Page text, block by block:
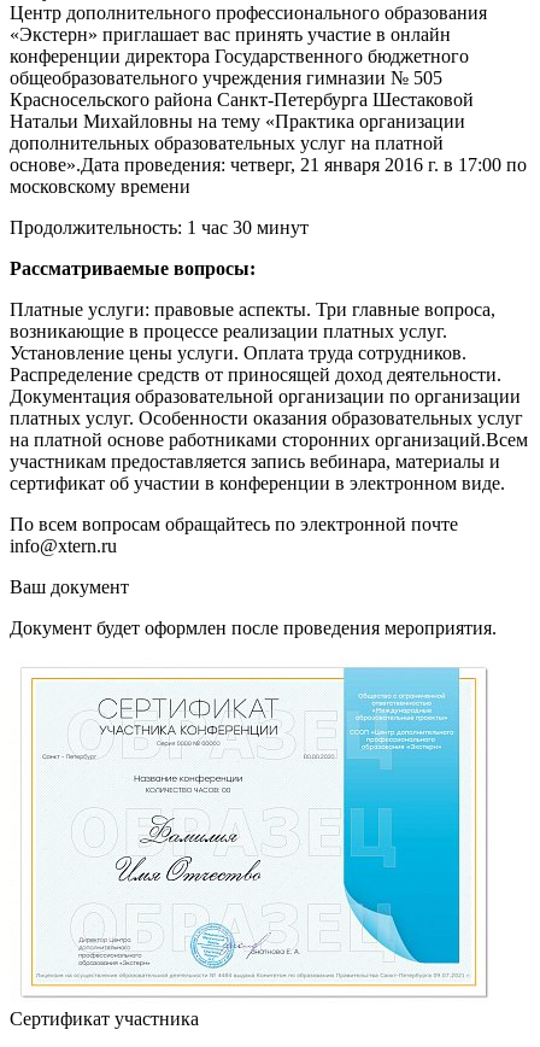
Центр дополнительного профессионального образования
«Экстерн» приглашает вас принять участие в онлайн
конференции директора Государственного бюджетного
общеобразовательного учреждения гимназии № 505
Красносельского района Санкт-Петербурга Шестаковой
Натальи Михайловны на тему «Практика организации
дополнительных образовательных услуг на платной
основе».Дата проведения: четверг, 21 января 2016 г. в 17:00 по
московскому времени
Продолжительность: 1 час 30 минут
Рассматриваемые вопросы:
Платные услуги: правовые аспекты. Три главные вопроса,
возникающие в процессе реализации платных услуг.
Установление цены услуги. Оплата труда сотрудников.
Распределение средств от приносящей доход деятельности.
Документация образовательной организации по организации
платных услуг. Особенности оказания образовательных услуг
на платной основе работниками сторонних организаций.Всем
участникам предоставляется запись вебинара, материалы и
сертификат об участии в конференции в электронном виде.
По всем вопросам обращайтесь по электронной почте
info@xtern.ru
Ваш документ
Документ будет оформлен после проведения мероприятия.
Сертификат участника